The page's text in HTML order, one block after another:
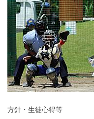
方針・生徒心得等